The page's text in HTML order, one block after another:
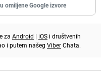
omiljene Google izvore
za Android | iOS i društvenih
i putem našeg ViberChata.